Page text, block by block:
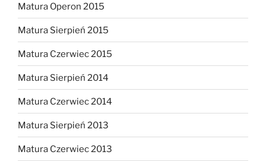
Matura Operon 2015
Matura Sierpień 2015
Matura Czerwiec 2015
Matura Sierpień 2014
Matura Czerwiec 2014
Matura Sierpień 2013
Matura Czerwiec 2013